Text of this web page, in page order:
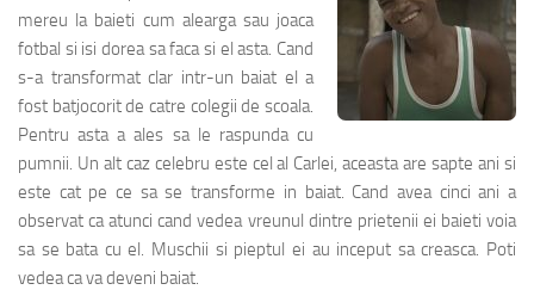
mereu la baieti cum alearga sau joaca
fotbal si isi dorea sa faca si el asta. Cand
s-a transformat clar intr-un baiat el a
fost batjocorit de catre colegii de scoala.
Pentru asta a ales sa le raspunda cu
pumnii. Un alt caz celebru este cel al Carlei, aceasta are sapte ani si
este cat pe ce sa se transforme in baiat. Cand avea cinci ani a
observat ca atunci cand vedea vreunul dintre prietenii ei baieti voia
sa se bata cu el. Muschii si pieptul ei au inceput sa creasca. Poti
vedea ca va deveni baiat.